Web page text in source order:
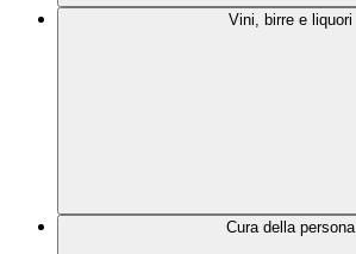
Vini, birre e liquori
Cura della persona